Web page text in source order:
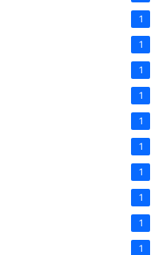
1
1
1
1
1
1
1
1
1
1